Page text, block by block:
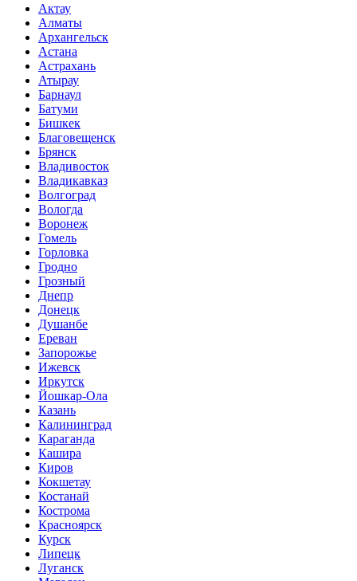
Актау
Алматы
Архангельск
Астана
Астрахань
Атырау
Барнаул
Батуми
Бишкек
Благовещенск
Брянск
Владивосток
Владикавказ
Волгоград
Вологда
Воронеж
Гомель
Горловка
Гродно
Грозный
Днепр
Донецк
Душанбе
Ереван
Запорожье
Ижевск
Иркутск
Йошкар-Ола
Казань
Калининград
Караганда
Кашира
Киров
Кокшетау
Костанай
Кострома
Красноярск
Курск
Липецк
Луганск